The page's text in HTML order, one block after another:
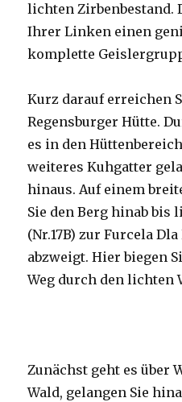
lichten Zirbenbestand.
Ihrer Linken einen
komplette
Kurz darauf erreichen
Regensburger Hütte.
es in den
weiteres Kuhgatter
hinaus. Auf einem
Sie den Berg hinab bis
(Nr.17B) zur Furcela
abzweigt. Hier biegen
Weg durch den lichten
Zunächst geht es über
Wald, gelangen Sie